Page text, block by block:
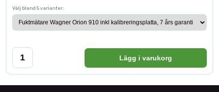
Välj bland 5 varianter:
Lägg i varukorg